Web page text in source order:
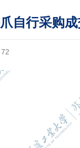
自行采购
72